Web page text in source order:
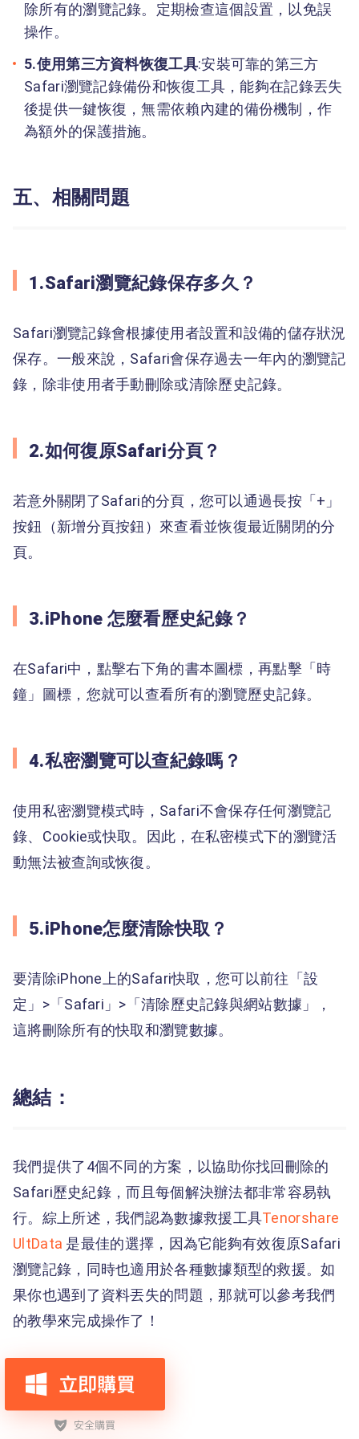
除所有的瀏覽記錄。定期檢查這個設置，以免誤
操作。
5.使用第三方資料恢復工具:安裝可靠的第三方
Safari瀏覽記錄備份和恢復工具，能夠在記錄丟失
後提供一鍵恢復，無需依賴內建的備份機制，作
為額外的保護措施。
五、相關問題
1.Safari瀏覽紀錄保存多久？
Safari瀏覽記錄會根據使用者設置和設備的儲存狀況
保存。一般來說，Safari會保存過去一年內的瀏覽記
錄，除非使用者手動刪除或清除歷史記錄。
2.如何復原Safari分頁？
若意外關閉了Safari的分頁，您可以通過長按「+」
按鈕（新增分頁按鈕）來查看並恢復最近關閉的分
頁。
3.iPhone 怎麼看歷史紀錄？
在Safari中，點擊右下角的書本圖標，再點擊「時
鐘」圖標，您就可以查看所有的瀏覽歷史記錄。
4.私密瀏覽可以查紀錄嗎？
使用私密瀏覽模式時，Safari不會保存任何瀏覽記
錄、Cookie或快取。因此，在私密模式下的瀏覽活
動無法被查詢或恢復。
5.iPhone怎麼清除快取？
要清除iPhone上的Safari快取，您可以前往「設
定」>「Safari」>「清除歷史記錄與網站數據」，
這將刪除所有的快取和瀏覽數據。
總結：
我們提供了4個不同的方案，以協助你找回刪除的
Safari歷史紀錄，而且每個解決辦法都非常容易執
行。綜上所述，我們認為數據救援工具Tenorshare
UltData 是最佳的選擇，因為它能夠有效復原Safari
瀏覽記錄，同時也適用於各種數據類型的救援。如
果你也遇到了資料丟失的問題，那就可以參考我們
的教學來完成操作了！